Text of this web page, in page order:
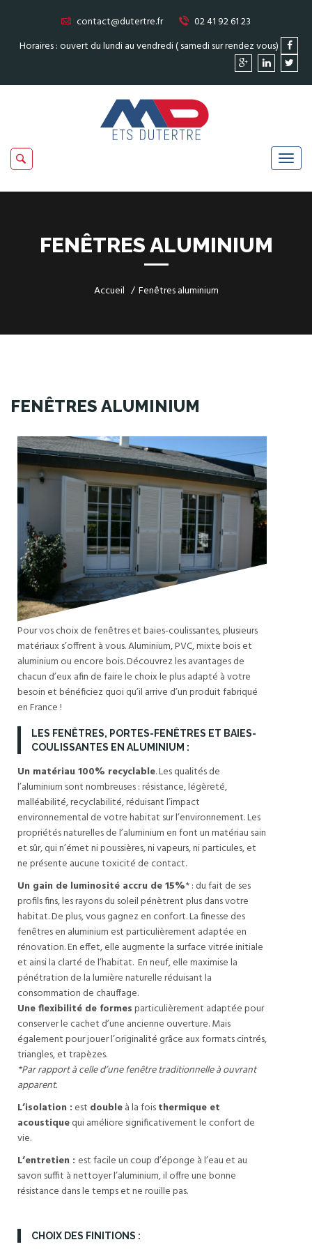
contact@dutertre.fr
02 41 92 61 23
Horaires : ouvert du lundi au vendredi ( samedi sur rendez vous)
FENÊTRES ALUMINIUM
Accueil Fenêtres aluminium
FENÊTRES ALUMINIUM
Pour vos choix de fenêtres et baies-coulissantes, plusieurs
matériaux s’offrent à vous. Aluminium, PVC, mixte bois et
aluminium ou encore bois. Découvrez les avantages de
chacun d’eux afin de faire le choix le plus adapté à votre
besoin et bénéficiez quoi qu’il arrive d’un produit fabriqué
en France !
LES FENÊTRES, PORTES-FENÊTRES ET BAIES-
COULISSANTES EN ALUMINIUM :
Un matériau 100% recyclable. Les qualités de
l’aluminium sont nombreuses : résistance, légèreté,
malléabilité, recyclabilité, réduisant l’impact
environnemental de votre habitat sur l’environnement. Les
propriétés naturelles de l’aluminium en font un matériau sain
et sûr, qui n’émet ni poussières, ni vapeurs, ni particules, et
ne présente aucune toxicité de contact.
Un gain de luminosité accru de 15%* : du fait de ses
profils fins, les rayons du soleil pénètrent plus dans votre
habitat. De plus, vous gagnez en confort. La finesse des
fenêtres en aluminium est particulièrement adaptée en
rénovation. En effet, elle augmente la surface vitrée initiale
et ainsi la clarté de l’habitat. En neuf, elle maximise la
pénétration de la lumière naturelle réduisant la
consommation de chauffage.
Une flexibilité de formesparticulièrement adaptée pour
conserver le cachet d’une ancienne ouverture. Mais
également pour jouer l’originalité grâce aux formats cintrés,
triangles, et trapèzes.
*Par rapport à celle d’une fenêtre traditionnelle à ouvrant
apparent.
L’isolation : est doubleà la foisthermique et
acoustiquequi améliore significativement le confort de
vie.
L’entretien : est facile un coup d’éponge à l’eau et au
savon suffit à nettoyer l’aluminium, il offre une bonne
résistance dans le temps et ne rouille pas.
CHOIX DES FINITIONS :